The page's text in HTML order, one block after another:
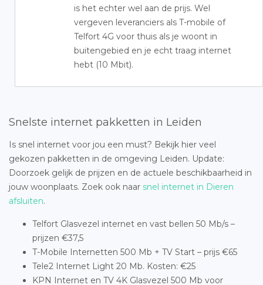
is het echter wel aan de prijs. Wel
vergeven leveranciers als T-mobile of
Telfort 4G voor thuis als je woont in
buitengebied en je echt traag internet
hebt (10 Mbit).
Snelste internet pakketten in Leiden
Is snel internet voor jou een must? Bekijk hier veel
gekozen pakketten in de omgeving Leiden. Update:
Doorzoek gelijk de prijzen en de actuele beschikbaarheid in
jouw woonplaats. Zoek ook naar snel internet in Dieren
afsluiten.
Telfort Glasvezel internet en vast bellen 50 Mb/s –
prijzen €37,5
T-Mobile Internetten 500 Mb + TV Start – prijs €65
Tele2 Internet Light 20 Mb. Kosten: €25
KPN Internet en TV 4K Glasvezel 500 Mb voor